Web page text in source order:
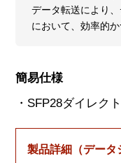
データ転送により
において、効率的
簡易仕様
・SFP28ダイレク
製品詳細（データ